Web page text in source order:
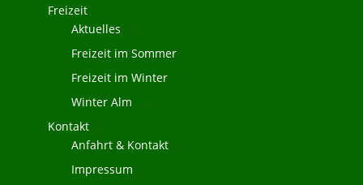
Freizeit
Aktuelles
Freizeit im Sommer
Freizeit im Winter
Winter Alm
Kontakt
Anfahrt & Kontakt
Impressum